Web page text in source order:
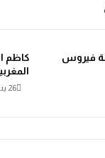
كاظم
26 يناير، 2022
فيروس